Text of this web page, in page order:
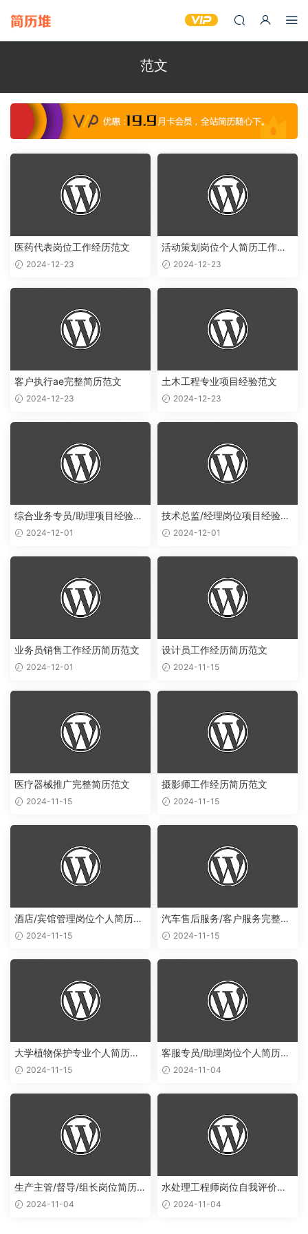
范文
医药代表岗位工作经历范文
2024-12-23
活动策划岗位个人简历工作经
历范文
2024-12-23
客户执行ae完整简历范文
2024-12-23
土木工程专业项目经验范文
2024-12-23
综合业务专员/助理项目经验简
历范文
2024-12-01
技术总监/经理岗位项目经验范
文 2024-12-01
业务员销售工作经历简历范文
2024-12-01
设计员工作经历简历范文
2024-11-15
医疗器械推广完整简历范文
2024-11-15
摄影师工作经历简历范文
2024-11-15
酒店/宾馆管理岗位个人简历项
目经验范文
2024-11-15
汽车售后服务/客户服务完整简
历范文
2024-11-15
大学植物保护专业个人简历范
文 2024-11-15
客服专员/助理岗位个人简历项
目经验范文
2024-11-04
生产主管/督导/组长岗位简历范
文 2024-11-04
水处理工程师岗位自我评价范
文 2024-11-04